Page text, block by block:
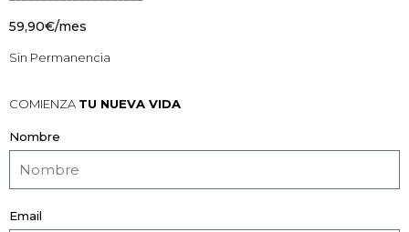
59,90€/mes
Sin Permanencia
COMIENZA TU NUEVA VIDA
Nombre
Email